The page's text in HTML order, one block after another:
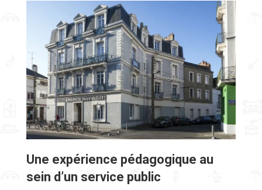
Une expérience pédagogique au
sein d’un service public